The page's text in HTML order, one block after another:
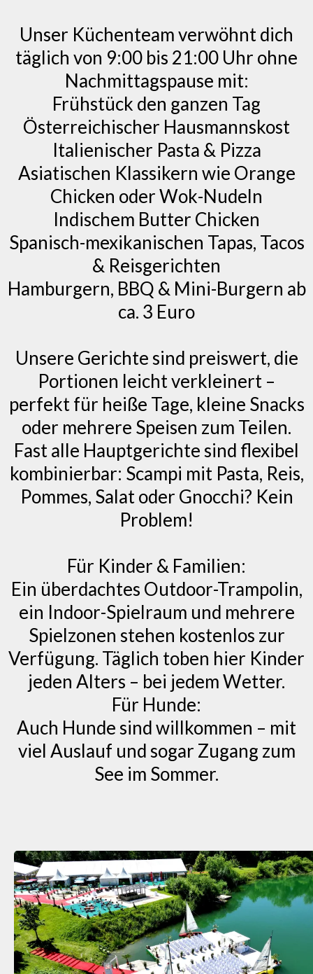
Unser Küchenteam verwöhnt dich
täglich von 9:00 bis 21:00 Uhr ohne
Nachmittagspause mit:
Frühstück den ganzen Tag
Österreichischer Hausmannskost
Italienischer Pasta & Pizza
Asiatischen Klassikern wie Orange
Chicken oder Wok-Nudeln
Indischem Butter Chicken
Spanisch-mexikanischen Tapas, Tacos
& Reisgerichten
Hamburgern, BBQ & Mini-Burgern ab
ca. 3 Euro
Unsere Gerichte sind preiswert, die
Portionen leicht verkleinert –
perfekt für heiße Tage, kleine Snacks
oder mehrere Speisen zum Teilen.
Fast alle Hauptgerichte sind flexibel
kombinierbar: Scampi mit Pasta, Reis,
Pommes, Salat oder Gnocchi? Kein
Problem!
Für Kinder & Familien:
Ein überdachtes Outdoor-Trampolin,
ein Indoor-Spielraum und mehrere
Spielzonen stehen kostenlos zur
Verfügung. Täglich toben hier Kinder
jeden Alters – bei jedem Wetter.
Für Hunde:
Auch Hunde sind willkommen – mit
viel Auslauf und sogar Zugang zum
See im Sommer.